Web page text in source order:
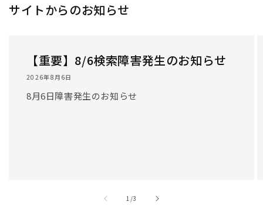
サイトからのお知らせ
【重要】8/6検索障害発生のお知らせ
2026年8月6日
8月6日障害発生のお知らせ
1 //3